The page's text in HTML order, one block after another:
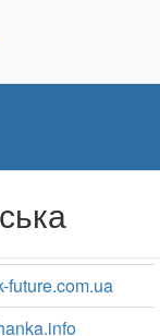
future.com.ua